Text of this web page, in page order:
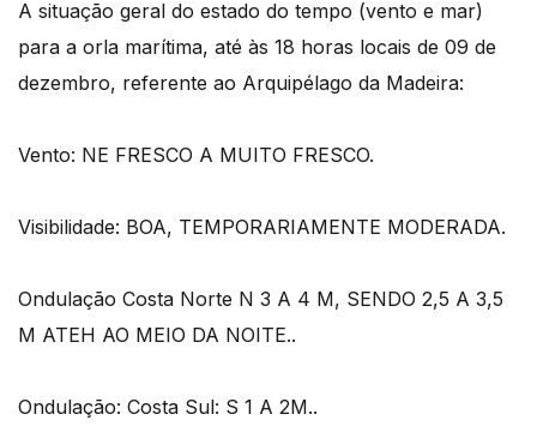
A situação geral do estado do tempo (vento e mar)
para a orla marítima, até às 18 horas locais de 09 de
dezembro, referente ao Arquipélago da Madeira:
Vento: NE FRESCO A MUITO FRESCO.
Visibilidade: BOA, TEMPORARIAMENTE MODERADA.
Ondulação Costa Norte N 3 A 4 M, SENDO 2,5 A 3,5
M ATEH AO MEIO DA NOITE..
Ondulação: Costa Sul: S 1 A 2M..